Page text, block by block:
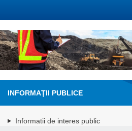
INFORMAŢII PUBLICE
Informatii de interes public